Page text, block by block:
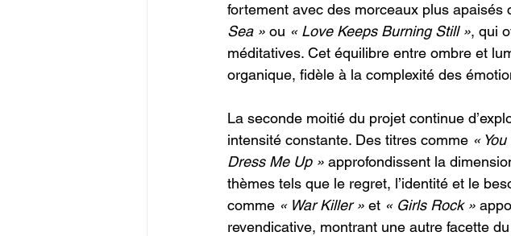
fortement avec des morceaux plus apaisés
Sea » ou « Love Keeps Burning Still », qui
méditatives. Cet équilibre entre ombre et
organique, fidèle à la complexité des
La seconde moitié du projet continue
intensité constante. Des titres comme «
Dress Me Up » approfondissent la
thèmes tels que le regret, l’identité et le
comme « War Killer » et « Girls Rock »
revendicative, montrant une autre facette